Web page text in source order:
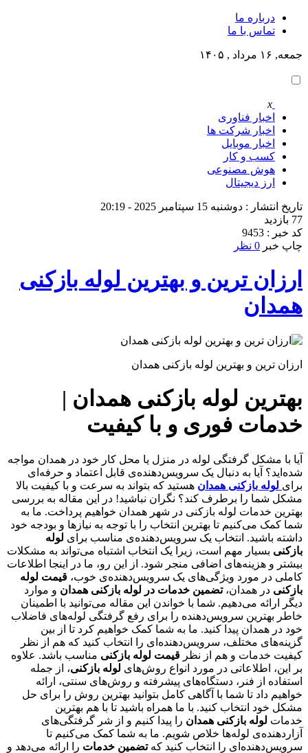
درباره ما
تماس با ما
جمعه, ۱۶ مرداد , ۱۴۰۵
x
اخبار فناوری
اخبار شرکت ها
اخبار موبایل
کسب و کار
هوش مصنوعی
ارز دیجیتال
تاریخ انتشار : دوشنبه 15 سپتامبر 2025 - 20:19
77 بازدید
کد خبر : 9453
چاپ خبر 0 نظر
ارزان ترین و بهترین لوله بازکنی
همدان
ارزان ترین و بهترین لوله بازکنی همدان
بهترین لوله بازکنی همدان |
خدمات فوری و با کیفیت
آیا با مشکل گرفتگی لوله در منزل یا محل کار خود در همدان مواجه
شده‌اید؟ آیا به دنبال یک سرویس‌دهنده‌ی قابل اعتماد و حرفه‌ای
برای لوله بازکنی همدان هستید که بتواند به سرعت و با کیفیت بالا
مشکل شما را برطرف کند؟ نگران نباشید! در این مقاله به بررسی
بهترین خدمات لوله بازکنی در شهر همدان خواهیم پرداخت. ما به
شما کمک می‌کنیم تا بهترین انتخاب را با توجه به نیازها و بودجه خود
داشته باشید. انتخاب یک سرویس‌دهنده‌ی مناسب برای لوله
بازکنی بسیار مهم است، زیرا یک انتخاب اشتباه می‌تواند به مشکلات
بیشتر و هزینه‌های اضافی منجر شود. از این رو، ما در اینجا اطلاعات
کاملی در مورد ویژگی‌های یک سرویس‌دهنده‌ی خوب، قیمت لوله
بازکنی در همدان،تضمین خدمات در لوله بازکنی همدان و موارد
دیگر ارائه می‌دهیم. شما با خواندن این مقاله می‌توانید با اطمینان
خاطر بهترین سرویس‌دهنده را برای رفع گرفتگی لوله‌های فاضلاب
خود در همدان پیدا کنید. ما به شما کمک خواهیم کرد تا از بین
گزینه‌های مختلف، سرویس‌دهنده‌ای را انتخاب کنید که هم از نظر
کیفیت خدمات و هم از نظر قیمت لوله بازکنی مناسب باشد. علاوه
بر این، اطلاعاتی در مورد انواع روش‌های لوله بازکنی، از جمله
استفاده از فنر، دستگاه‌های پیشرفته و روش‌های سنتی، ارائه
خواهیم داد تا شما با آگاهی کامل بتوانید بهترین روش را برای حل
مشکل خود انتخاب کنید. با ما همراه باشید تا با هم بهترین
خدمات لوله بازکنی همدان را پیدا کنیم و از شر گرفتگی‌های
آزاردهنده‌ی لوله‌ها خلاص شویم. ما به شما کمک می‌کنیم تا
سرویس‌دهنده‌ای را انتخاب کنید کهتضمین خدمات را ارائه می‌دهد و